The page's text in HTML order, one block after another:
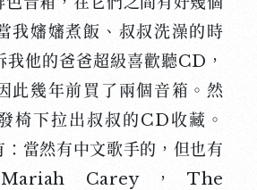
我嬸嬸煮飯、叔叔洗澡的時
我他的爸爸超級喜歡聽CD，
此幾年前買了兩個音箱。然
椅下拉出叔叔的CD收藏。
：當然有中文歌手的，但也有
Carey，The